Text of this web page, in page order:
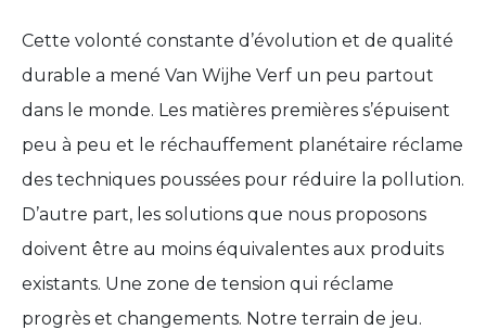
Cette volonté constante d’évolution et de qualité
durable a mené Van Wijhe Verf un peu partout
dans le monde. Les matières premières s’épuisent
peu à peu et le réchauffement planétaire réclame
des techniques poussées pour réduire la pollution.
D’autre part, les solutions que nous proposons
doivent être au moins équivalentes aux produits
existants. Une zone de tension qui réclame
progrès et changements. Notre terrain de jeu.